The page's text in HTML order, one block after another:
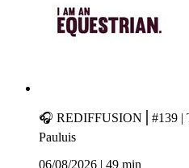
🎧 REDIFFUSION⎪#139 |
Pauluis
06/08/2026
49 min